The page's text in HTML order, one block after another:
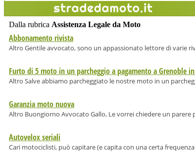
Dalla rubrica Assistenza Legale da Moto
Abbonamento rivista
Altro Gentile avvocato, sono un appassionato lettore di varie
Furto di 5 moto in un parcheggio a pagamento a Grenoble
Altro Salve abbiamo parcheggiato le nostre moto in un
Garanzia moto nuova
Altro Buongiorno Avvocato Gallo, Le vorrei chiedere un
Autovelox seriali
Cari motociclisti, può capitare (e capita con una certa